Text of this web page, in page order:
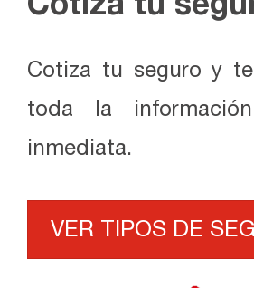
Cotiza tu seguro y te
toda la
inmediata.
VER TIPOS DE